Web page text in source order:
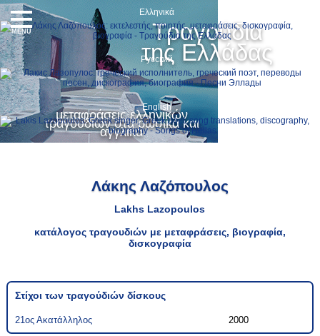
Τραγούδια
της Ελλάδας
μεταφράσεις ελληνικών
τραγουδιών στα ρωσικά και
αγγλικά
Ελληνικά
Русский
English
MENU
Λάκης Λαζόπουλος
Lakhs Lazopoulos
κατάλογος τραγουδιών με μεταφράσεις, βιογραφία,
δισκογραφία
Στίχοι των τραγούδιών δίσκους
21ος Ακατάλληλος 2000